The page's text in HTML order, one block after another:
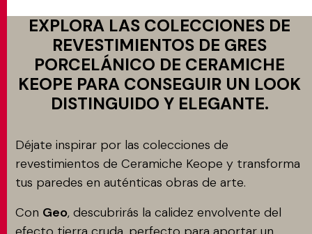
EXPLORA LAS COLECCIONES DE
REVESTIMIENTOS DE GRES
PORCELÁNICO DE CERAMICHE
KEOPE PARA CONSEGUIR UN LOOK
DISTINGUIDO Y ELEGANTE.
Déjate inspirar por las colecciones de
revestimientos de Ceramiche Keope y transforma
tus paredes en auténticas obras de arte.
Con Geo, descubrirás la calidez envolvente del